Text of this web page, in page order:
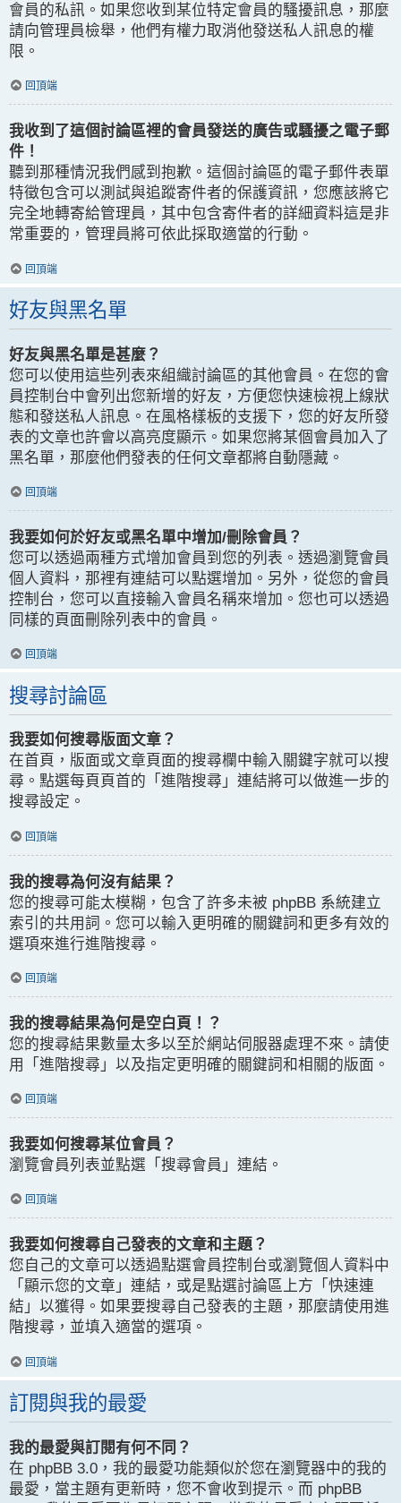
會員的私訊。如果您收到某位特定會員的騷擾訊息，那麼
請向管理員檢舉，他們有權力取消他發送私人訊息的權
限。
回頂端
我收到了這個討論區裡的會員發送的廣告或騷擾之電子郵
件！
聽到那種情況我們感到抱歉。這個討論區的電子郵件表單
特徵包含可以測試與追蹤寄件者的保護資訊，您應該將它
完全地轉寄給管理員，其中包含寄件者的詳細資料這是非
常重要的，管理員將可依此採取適當的行動。
回頂端
好友與黑名單
好友與黑名單是甚麼？
您可以使用這些列表來組織討論區的其他會員。在您的會
員控制台中會列出您新增的好友，方便您快速檢視上線狀
態和發送私人訊息。在風格樣板的支援下，您的好友所發
表的文章也許會以高亮度顯示。如果您將某個會員加入了
黑名單，那麼他們發表的任何文章都將自動隱藏。
回頂端
我要如何於好友或黑名單中增加/刪除會員？
您可以透過兩種方式增加會員到您的列表。透過瀏覽會員
個人資料，那裡有連結可以點選增加。另外，從您的會員
控制台，您可以直接輸入會員名稱來增加。您也可以透過
同樣的頁面刪除列表中的會員。
回頂端
搜尋討論區
我要如何搜尋版面文章？
在首頁，版面或文章頁面的搜尋欄中輸入關鍵字就可以搜
尋。點選每頁頁首的「進階搜尋」連結將可以做進一步的
搜尋設定。
回頂端
我的搜尋為何沒有結果？
您的搜尋可能太模糊，包含了許多未被 phpBB 系統建立
索引的共用詞。您可以輸入更明確的關鍵詞和更多有效的
選項來進行進階搜尋。
回頂端
我的搜尋結果為何是空白頁！？
您的搜尋結果數量太多以至於網站伺服器處理不來。請使
用「進階搜尋」以及指定更明確的關鍵詞和相關的版面。
回頂端
我要如何搜尋某位會員？
瀏覽會員列表並點選「搜尋會員」連結。
回頂端
我要如何搜尋自己發表的文章和主題？
您自己的文章可以透過點選會員控制台或瀏覽個人資料中
「顯示您的文章」連結，或是點選討論區上方「快速連
結」以獲得。如果要搜尋自己發表的主題，那麼請使用進
階搜尋，並填入適當的選項。
回頂端
訂閱與我的最愛
我的最愛與訂閱有何不同？
在 phpBB 3.0，我的最愛功能類似於您在瀏覽器中的我的
最愛，當主題有更新時，您不會收到提示。而 phpBB